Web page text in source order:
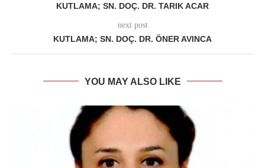
KUTLAMA; SN. DOÇ. DR. TARIK ACAR
next post
KUTLAMA; SN. DOÇ. DR. ÖNER AVINCA
YOU MAY ALSO LIKE